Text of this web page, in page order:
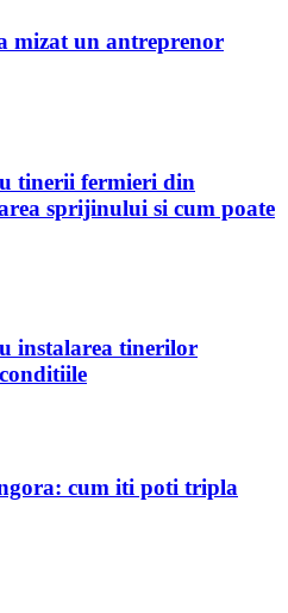
mizat un antreprenor
tinerii fermieri din
sprijinului si cum poate
instalarea tinerilor
cum iti poti tripla